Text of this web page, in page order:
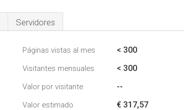
Servidores
Páginas vistas al mes < 300
Visitantes mensuales < 300
Valor por visitante --
Valor estimado € 317,57